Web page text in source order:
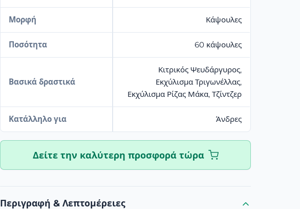
Μορφή Κάψουλες
Ποσότητα 60 κάψουλες
Βασικά δραστικά
Κιτρικός Ψευδάργυρος,
Εκχύλισμα Τριγωνέλλας,
Εκχύλισμα Ρίζας Μάκα, Τζίντζερ
Κατάλληλο για Άνδρες
Δείτε την καλύτερη προσφορά τώρα
Περιγραφή & Λεπτομέρειες